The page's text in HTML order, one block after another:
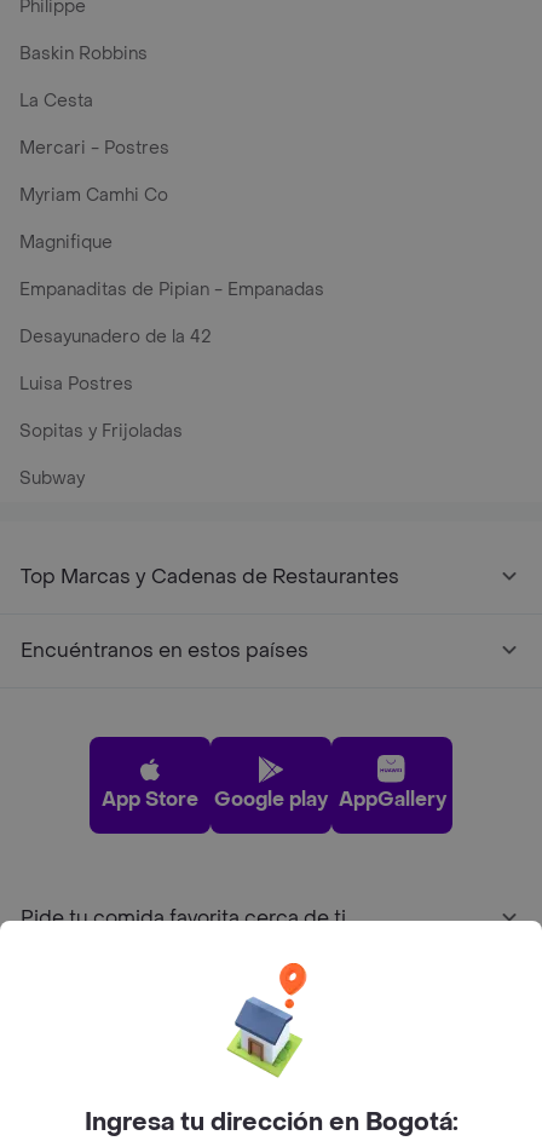
Philippe
Baskin Robbins
La Cesta
Mercari - Postres
Myriam Camhi Co
Magnifique
Empanaditas de Pipian - Empanadas
Desayunadero de la 42
Luisa Postres
Sopitas y Frijoladas
Subway
Top Marcas y Cadenas de Restaurantes
Encuéntranos en estos países
App Store Google play AppGallery
Pide tu comida favorita cerca de ti
Ingresa tu dirección en Bogotá: